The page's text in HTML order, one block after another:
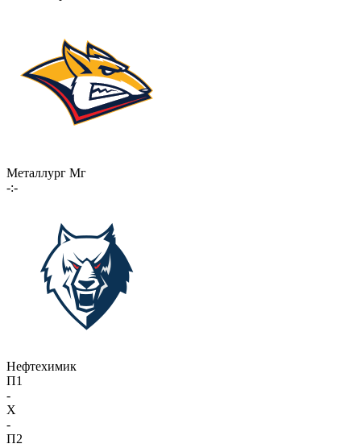
Металлург Мг
-:-
Нефтехимик
П1
-
X
-
П2